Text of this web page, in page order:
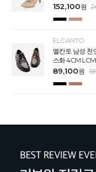
152,100원
ELCANTO
엘칸토 남성 천
스화 4CM
89,100원